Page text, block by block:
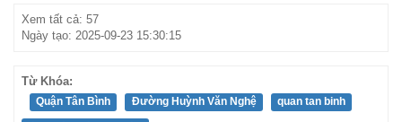
Xem tất cả: 57
Ngày tạo: 2025-09-23 15:30:15
Từ Khóa:
Quận Tân Bình Đường Huỳnh Văn Nghệ
quan tan binh